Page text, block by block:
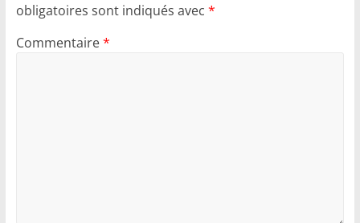
obligatoires sont indiqués avec *
Commentaire*